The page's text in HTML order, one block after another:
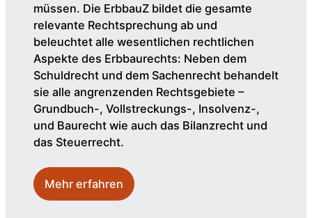
müssen. Die ErbbauZ bildet die gesamte
relevante Rechtsprechung ab und
beleuchtet alle wesentlichen rechtlichen
Aspekte des Erbbaurechts: Neben dem
Schuldrecht und dem Sachenrecht behandelt
sie alle angrenzenden Rechtsgebiete –
Grundbuch-, Vollstreckungs-, Insolvenz-,
und Baurecht wie auch das Bilanzrecht und
das Steuerrecht.
Mehr erfahren